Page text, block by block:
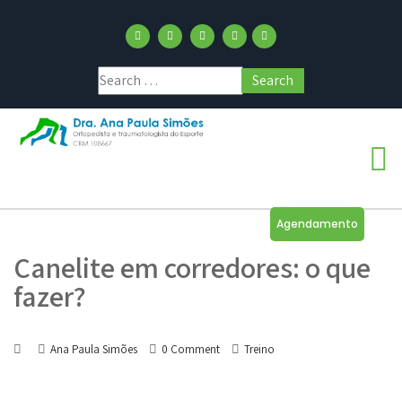
Agendamento
Canelite em corredores: o que
fazer?
Ana Paula Simões 0 Comment Treino